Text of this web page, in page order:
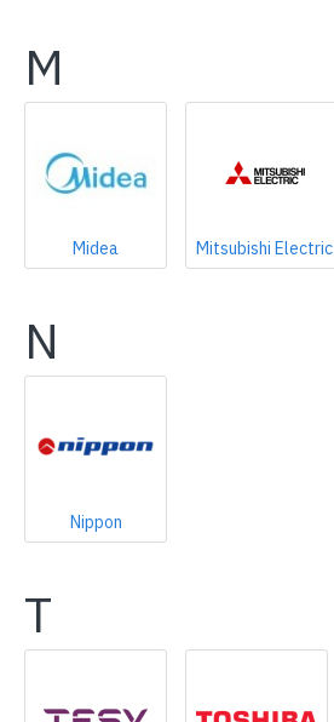
M
Midea Mitsubishi Electric
N
Nippon
T